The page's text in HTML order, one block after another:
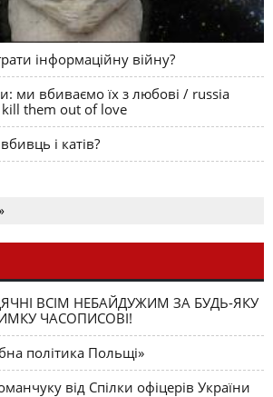
інформаційну війну?
ми вбиваємо їх з любові / russia
them out of love
і катів?
ВСІМ НЕБАЙДУЖИМ ЗА БУДЬ-ЯКУ
ЧАСОПИСОВІ!
політика Польщі»
від Спілки офіцерів України